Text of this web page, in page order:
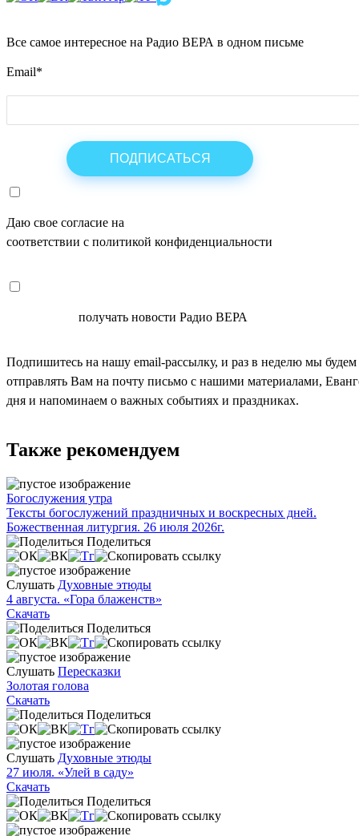
Все самое интересное на Радио ВЕРА в одном письме
Email*
Даю свое согласие на
соответствии с политикой конфиденциальности
получать новости Радио ВЕРА
Подпишитесь на нашу email-рассылку, и раз в неделю мы будем
отправлять Вам на почту письмо с нашими материалами,
дня и напоминаем о важных событиях и праздниках.
Также рекомендуем
Богослужения утра
Тексты богослужений праздничных и воскресных дней.
Божественная литургия. 26 июля 2026г.
Поделиться
Слушать Духовные этюды
4 августа. «Гора блаженств»
Скачать
Поделиться
Слушать Пересказки
Золотая голова
Скачать
Поделиться
Слушать Духовные этюды
27 июля. «Улей в саду»
Скачать
Поделиться